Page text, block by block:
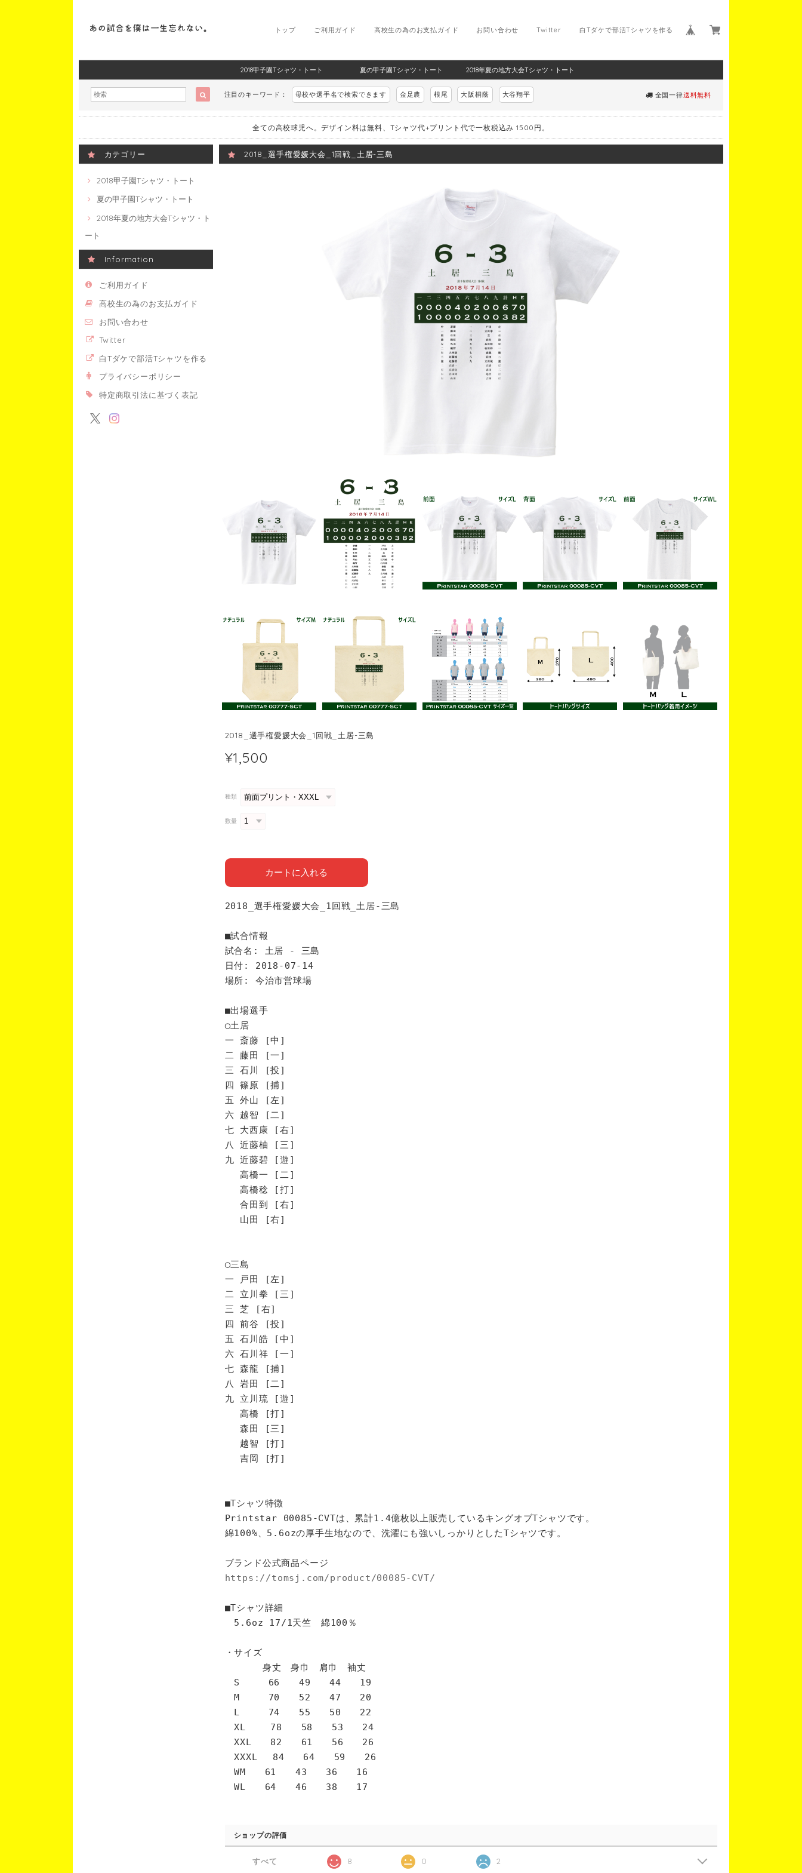
白Tダケで部活Tシャツを作る
Twitter
お問い合わせ
高校生の為のお支払ガイド
ご利用ガイド
トップ
2018甲子園Tシャツ・トート 夏の甲子園Tシャツ・トート 2018年夏の地方大会Tシャツ・トート
注目のキーワード： 母校や選手名で検索できます 金足農 根尾 大阪桐蔭 大谷翔平 全国一律送料無料
全ての高校球児へ。デザイン料は無料、Tシャツ代+プリント代で一枚税込み 1500円。
カテゴリー
2018甲子園Tシャツ・トート
夏の甲子園Tシャツ・トート
2018年夏の地方大会Tシャツ・ト
ート
Information
ご利用ガイド
高校生の為のお支払ガイド
お問い合わせ
Twitter
白Tダケで部活Tシャツを作る
プライバシーポリシー
特定商取引法に基づく表記
2018_選手権愛媛大会_1回戦_土居-三島
2018_選手権愛媛大会_1回戦_土居-三島
¥1,500
種類
数量
カートに入れる
2018_選手権愛媛大会_1回戦_土居-三島
■試合情報
試合名: 土居 - 三島
日付: 2018-07-14
場所: 今治市営球場
■出場選手
◯土居
一 斎藤 [中]
二 藤田 [一]
三 石川 [投]
四 篠原 [捕]
五 外山 [左]
六 越智 [二]
七 大西康 [右]
八 近藤柚 [三]
九 近藤碧 [遊]
高橋一 [二]
高橋稔 [打]
合田到 [右]
山田 [右]
◯三島
一 戸田 [左]
二 立川拳 [三]
三 芝 [右]
四 前谷 [投]
五 石川皓 [中]
六 石川祥 [一]
七 森龍 [捕]
八 岩田 [二]
九 立川琉 [遊]
高橋 [打]
森田 [三]
越智 [打]
吉岡 [打]
■Tシャツ特徴
Printstar 00085-CVTは、累計1.4億枚以上販売しているキングオブTシャツです。
綿100%、5.6ozの厚手生地なので、洗濯にも強いしっかりとしたTシャツです。
ブランド公式商品ページ
https://tomsj.com/product/00085-CVT/
■Tシャツ詳細
5.6oz 17/1天竺 綿100％
・サイズ
身丈 身巾 肩巾 袖丈
S 66 49 44 19
M 70 52 47 20
L 74 55 50 22
XL 78 58 53 24
XXL 82 61 56 26
XXXL 84 64 59 26
WM 61 43 36 16
WL 64 46 38 17
ショップの評価
すべて 8 0 2